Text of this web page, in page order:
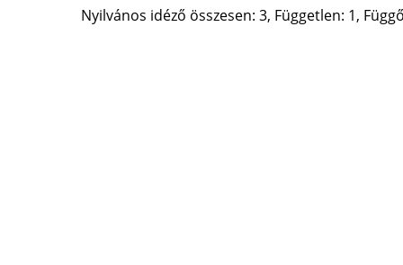
Nyilvános idéző összesen: 3, Független: 1,